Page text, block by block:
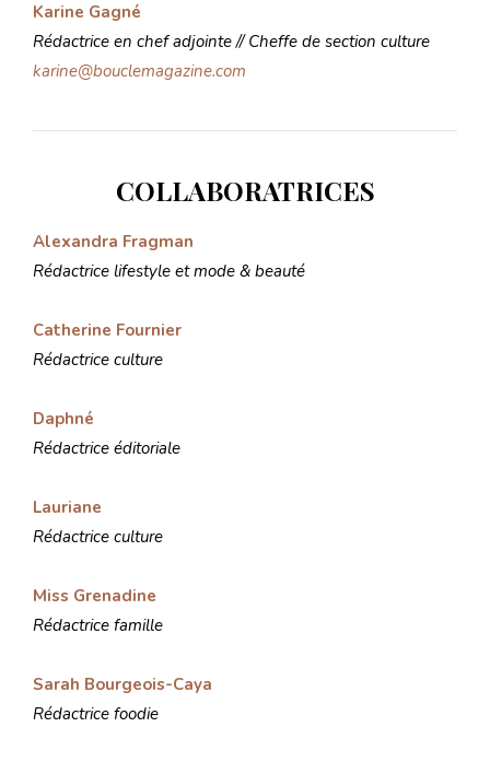
Karine Gagné
Rédactrice en chef adjointe // Cheffe de section culture
karine@bouclemagazine.com
COLLABORATRICES
Alexandra Fragman
Rédactrice lifestyle et mode & beauté
Catherine Fournier
Rédactrice culture
Daphné
Rédactrice éditoriale
Lauriane
Rédactrice culture
Miss Grenadine
Rédactrice famille
Sarah Bourgeois-Caya
Rédactrice foodie